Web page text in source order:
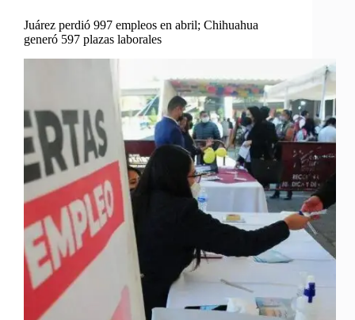
Juárez perdió 997 empleos en abril; Chihuahua
generó 597 plazas laborales